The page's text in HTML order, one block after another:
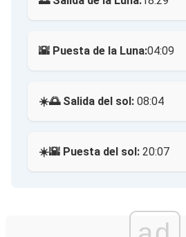
🌇 Puesta de la Luna:04:09
☀️🌅 Salida del sol: 08:04
☀️🌇 Puesta del sol: 20:07